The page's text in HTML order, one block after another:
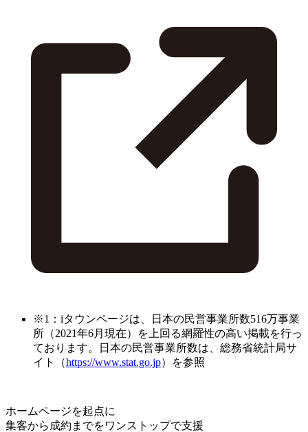
※1：iタウンページは、日本の民営事業所数516万事業
所（2021年6月現在）を上回る網羅性の高い掲載を行っ
ております。日本の民営事業所数は、総務省統計局サ
イト（https://www.stat.go.jp）を参照
ホームページを起点に
集客から成約までをワンストップで支援